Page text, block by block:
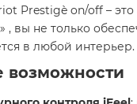
Prestigè on/off –
, вы не только
в любой интерьер.​